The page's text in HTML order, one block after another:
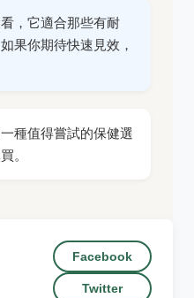
，它適合那些有耐
果你期待快速見效，
種值得嘗試的保健選
。
Facebook
Twitter